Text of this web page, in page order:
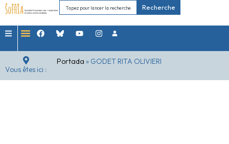
Recherche
Vous êtes ici :
Portada » GODET RITA OLIVIERI